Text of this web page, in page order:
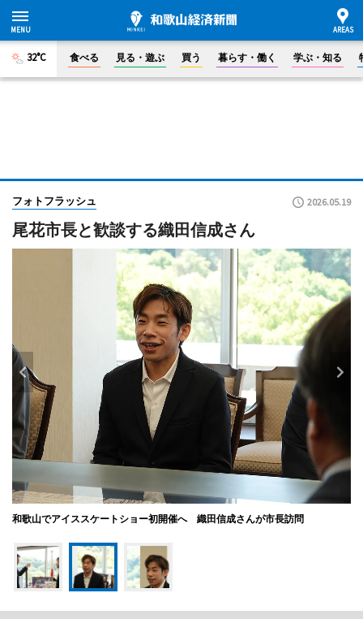
32°C 食べる 見る・遊ぶ 買う 暮らす・働く 学ぶ・知る
フォトフラッシュ 2026.05.19
尾花市長と歓談する織田信成さん
和歌山でアイススケートショー初開催へ 織田信成さんが市長訪問